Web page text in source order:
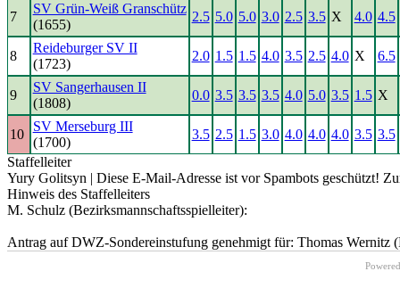
7
SV Grün-Weiß Granschütz
(1655)
2.5 5.0 5.0 3.0 2.5 3.5 X 4.0 4.5
8
Reideburger SV II
(1723)
2.0 1.5 1.5 4.0 3.5 2.5 4.0 X 6.5
9
SV Sangerhausen II
(1808)
0.0 3.5 3.5 3.5 4.0 5.0 3.5 1.5 X
10
SV Merseburg III
(1700)
3.5 2.5 1.5 3.0 4.0 4.0 4.0 3.5 3.5
Staffelleiter
Yury Golitsyn | Diese E-Mail-Adresse ist vor Spambots geschützt!
Hinweis des Staffelleiters
M. Schulz (Bezirksmannschaftsspielleiter):
Antrag auf DWZ-Sondereinstufung genehmigt für: Thomas